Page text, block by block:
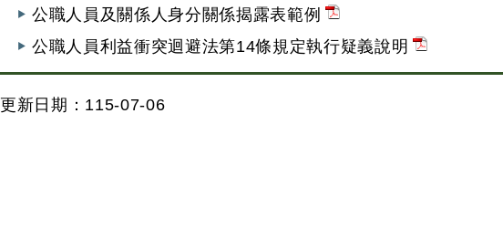
公職人員及關係人身分關係揭露表範例
公職人員利益衝突迴避法第14條規定執行疑義說明
更新日期：115-07-06